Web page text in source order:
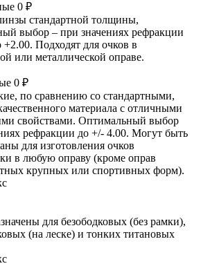
0 ₽
стандартной толщины,
выбор – при значениях рефракции
+2.00. Подходят для очков в
или металлической оправе.
0 ₽
по сравнению со стандартными,
материала с отличными
свойствами. Оптимальный выбор
рефракции до +/- 4.00. Могут быть
для изготовления очков
в любую оправу (кроме оправ
крупных или спортивных форм).
для безободковых (без рамки),
(на леске) и тонких титановых